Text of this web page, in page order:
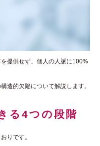
提供せず、個人の人脈に100%
造的欠陥について解説します。
る4つの段階
りです。